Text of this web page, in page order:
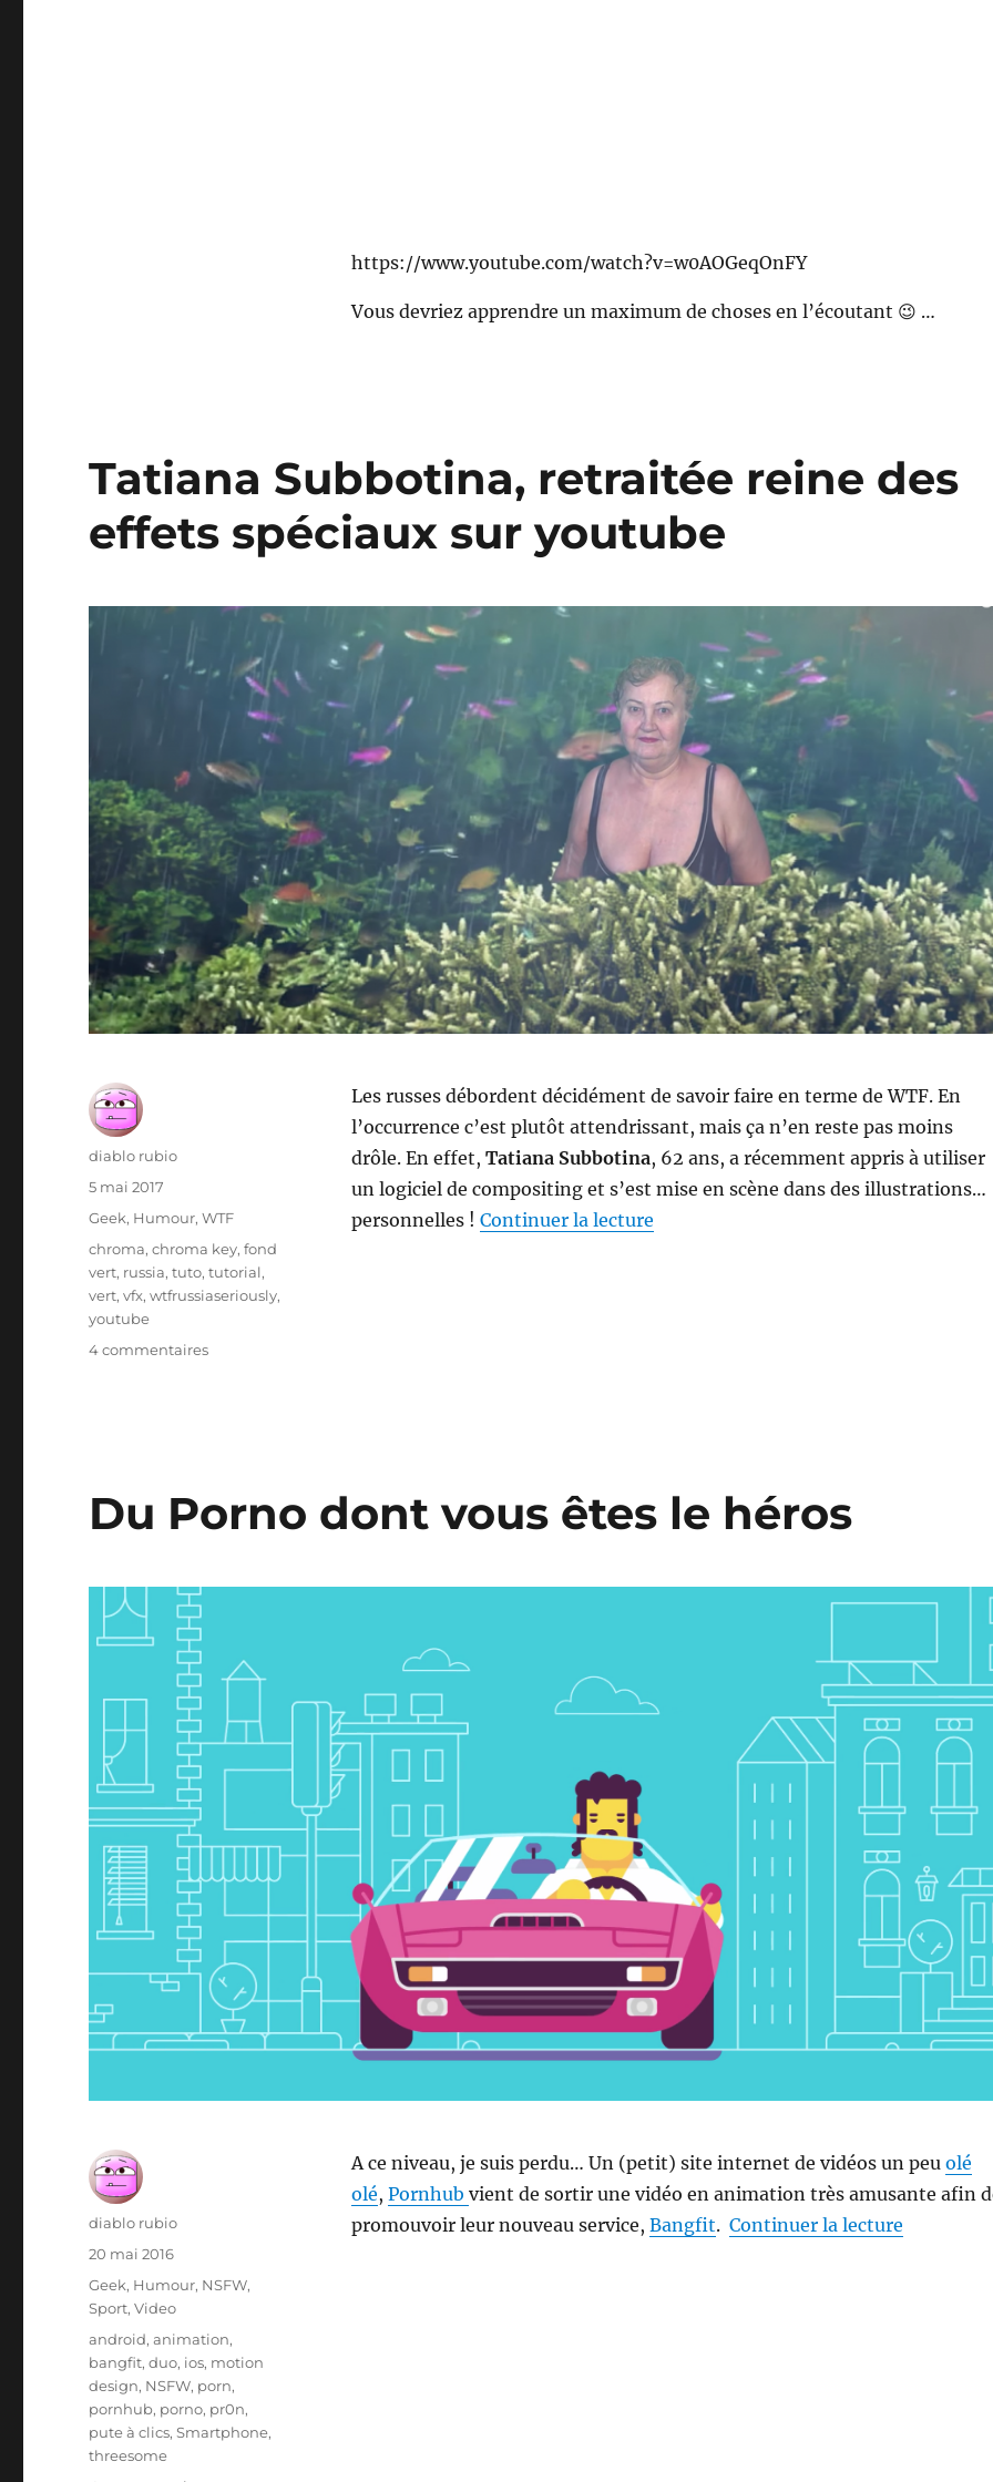
https://www.youtube.com/watch?v=w0AOGeqOnFY
Vous devriez apprendre un maximum de choses en l’écoutant 😉 …
Tatiana Subbotina, retraitée reine des
effets spéciaux sur youtube
Les russes débordent décidément de savoir faire en terme de WTF. En
l’occurrence c’est plutôt attendrissant, mais ça n’en reste pas moins
drôle. En effet, Tatiana Subbotina, 62 ans, a récemment appris à utiliser
un logiciel de compositing et s’est mise en scène dans des illustrations…
personnelles ! Continuer la lecturede « Tatiana Subbotina, retraitée
Auteur
diablo rubio
Publié
5 mai 2017
Catégories
Geek, Humour,WTF
Étiquettes
chroma,chroma key,fond
vert, russia,tuto,tutorial,
vert,vfx,wtfrussiaseriously,
youtube
4 commentairessur
spéciaux
sur
Du Porno dont vous êtes le héros
A ce niveau, je suis perdu… Un (petit) site internet de vidéos un peu olé
olé, Pornhub vient de sortir une vidéo en animation très amusante afin
promouvoir leur nouveau service, Bangfit. Continuer la lecturede « Du
Auteur
diablo rubio
Publié
le
20 mai 2016
Catégories
Geek, Humour, NSFW,
Sport,Video
Étiquettes
android,animation,
bangfit,duo, ios, motion
design, NSFW, porn,
pornhub, porno, pr0n,
pute à clics,Smartphone,
threesome